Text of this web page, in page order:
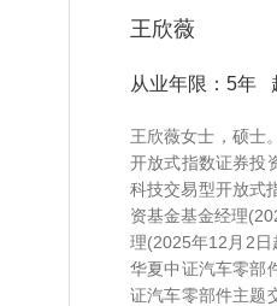
王欣薇
从业年限：5年
王欣薇女士，硕士
开放式指数证券投
科技交易型开放式
资基金基金经理
理(2025年12月2日
华夏中证汽车零部
证汽车零部件主题